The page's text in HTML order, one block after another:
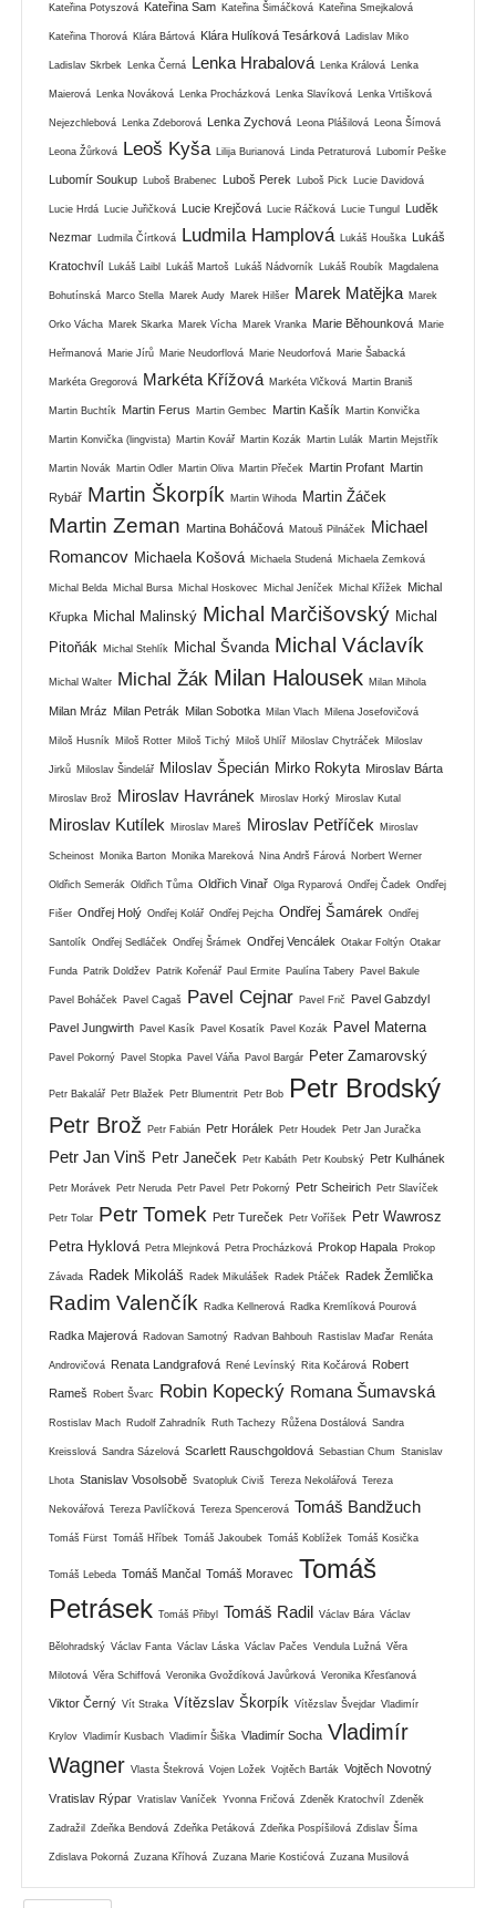
Kateřina Potyszová Kateřina Sam Kateřina Šimáčková Kateřina Smejkalová
Kateřina Thorová Klára Bártová Klára Hulíková Tesárková Ladislav Miko
Ladislav Skrbek Lenka Černá Lenka Hrabalová Lenka Králová Lenka
Maierová Lenka Nováková Lenka Procházková Lenka Slavíková Lenka Vrtišková
Nejezchlebová Lenka Zdeborová Lenka Zychová Leona Plášilová Leona Šímová
Leona Žůrková Leoš Kyša Lilija Burianová Linda Petraturová Lubomír Peške
Lubomír Soukup Luboš Brabenec Luboš Perek Luboš Pick Lucie Davidová
Lucie Hrdá Lucie Juřičková Lucie Krejčová Lucie Ráčková Lucie Tungul Luděk
Nezmar Ludmila Čírtková Ludmila Hamplová Lukáš Houška Lukáš
Kratochvíl Lukáš Laibl Lukáš Martoš Lukáš Nádvorník Lukáš Roubík Magdalena
Bohutínská Marco Stella Marek Audy Marek Hilšer Marek Matějka Marek
Orko Vácha Marek Skarka Marek Vícha Marek Vranka Marie Běhounková Marie
Heřmanová Marie Jírů Marie Neudorflová Marie Neudorfová Marie Šabacká
Markéta Gregorová Markéta Křížová Markéta Vlčková Martin Braniš
Martin Buchtík Martin Ferus Martin Gembec Martin Kašík Martin Konvička
Martin Konvička (lingvista) Martin Kovář Martin Kozák Martin Lulák Martin Mejstřík
Martin Novák Martin Odler Martin Oliva Martin Přeček Martin Profant Martin
Rybář Martin Škorpík Martin Wihoda Martin Žáček
Martin Zeman Martina Boháčová Matouš Pilnáček
Michael
Romancov Michaela Košová Michaela Studená Michaela Zemková
Michal Belda Michal Bursa Michal Hoskovec Michal Jeníček Michal Křížek Michal
Křupka Michal Malinský Michal Marčišovský Michal
Pitoňák
Michal Stehlík Michal Švanda Michal Václavík
Michal Walter Michal Žák Milan Halousek Milan Mihola
Milan Mráz Milan Petrák Milan Sobotka Milan Vlach Milena Josefovičová
Miloš Husník Miloš Rotter Miloš Tichý Miloš Uhlíř Miloslav Chytráček Miloslav
Jirků Miloslav Šindelář Miloslav Špecián Mirko Rokyta Miroslav Bárta
Miroslav Brož Miroslav Havránek Miroslav Horký Miroslav Kutal
Miroslav Kutílek Miroslav Mareš Miroslav Petříček Miroslav
Scheinost Monika Barton Monika Mareková Nina Andrš Fárová Norbert Werner
Oldřich Semerák Oldřich Tůma Oldřich Vinař Olga Ryparová Ondřej Čadek Ondřej
Fišer Ondřej Holý Ondřej Kolář Ondřej Pejcha Ondřej Šamárek Ondřej
Santolík Ondřej Sedláček Ondřej Šrámek Ondřej Vencálek Otakar Foltýn Otakar
Funda Patrik Doldžev Patrik Kořenář Paul Ermite Paulína Tabery Pavel Bakule
Pavel Boháček Pavel Cagaš Pavel Cejnar Pavel Frič Pavel Gabzdyl
Pavel Jungwirth Pavel Kasík Pavel Kosatík Pavel Kozák Pavel Materna
Pavel Pokorný Pavel Stopka Pavel Váňa Pavol Bargár Peter Zamarovský
Petr Bakalář Petr Blažek Petr Blumentrit Petr Bob Petr Brodský
Petr Brož Petr Fabián Petr Horálek Petr Houdek Petr Jan Juračka
Petr Jan Vinš Petr Janeček Petr Kabáth Petr Koubský Petr Kulhánek
Petr Morávek Petr Neruda Petr Pavel Petr Pokorný Petr Scheirich Petr Slavíček
Petr Tolar Petr Tomek Petr Tureček Petr Voříšek
Petr Wawrosz
Petra Hyklová Petra Mlejnková Petra Procházková Prokop Hapala Prokop
Závada Radek Mikoláš Radek Mikulášek Radek Ptáček Radek Žemlička
Radim Valenčík Radka Kellnerová Radka Kremlíková Pourová
Radka Majerová Radovan Samotný Radvan Bahbouh Rastislav Maďar Renáta
Androvičová Renata Landgrafová René Levínský Rita Kočárová Robert
Rameš Robert Švarc Robin Kopecký Romana Šumavská
Rostislav Mach Rudolf Zahradník Ruth Tachezy Růžena Dostálová Sandra
Kreisslová Sandra Sázelová Scarlett Rauschgoldová Sebastian Chum Stanislav
Lhota Stanislav Vosolsobě Svatopluk Civiš Tereza Nekolářová Tereza
Nekovářová Tereza Pavlíčková Tereza Spencerová Tomáš Bandžuch
Tomáš Fürst Tomáš Hříbek Tomáš Jakoubek Tomáš Koblížek Tomáš Kosička
Tomáš Lebeda Tomáš Mančal Tomáš Moravec Tomáš
Petrásek Tomáš Přibyl Tomáš Radil Václav Bára Václav
Bělohradský Václav Fanta Václav Láska Václav Pačes Vendula Lužná Věra
Milotová Věra Schiffová Veronika Gvoždíková Javůrková Veronika Křesťanová
Viktor Černý Vít Straka Vítězslav Škorpík Vítězslav Švejdar Vladimír
Krylov Vladimír Kusbach Vladimír Šiška Vladimír Socha Vladimír
Wagner Vlasta Štekrová Vojen Ložek Vojtěch Barták Vojtěch Novotný
Vratislav Rýpar Vratislav Vaníček Yvonna Fričová Zdeněk Kratochvíl Zdeněk
Zadražil Zdeňka Bendová Zdeňka Petáková Zdeňka Pospíšilová Zdislav Šíma
Zdislava Pokorná Zuzana Kříhová Zuzana Marie Kostićová Zuzana Musilová